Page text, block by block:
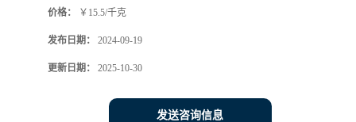
价格： ￥15.5/千克
发布日期： 2024-09-19
更新日期： 2025-10-30
发送咨询信息